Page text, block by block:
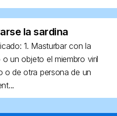
la sardina
1. Masturbar con la
o un objeto el miembro viril
o de otra persona de un